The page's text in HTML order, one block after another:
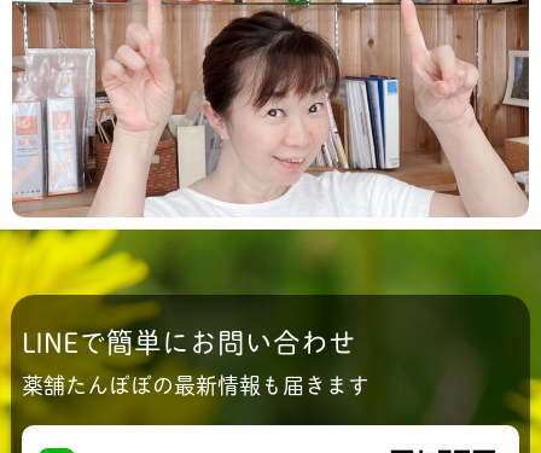
必要な栄養素摂取しない 極端な食事制限が原因！！
体脂肪はそれでは 燃焼しません。 体重を減らすこと
とは 体脂肪を減らすこと。 これが ダイ...
LINEで簡単にお問い合わせ
薬舗たんぽぽの最新情報も届きます